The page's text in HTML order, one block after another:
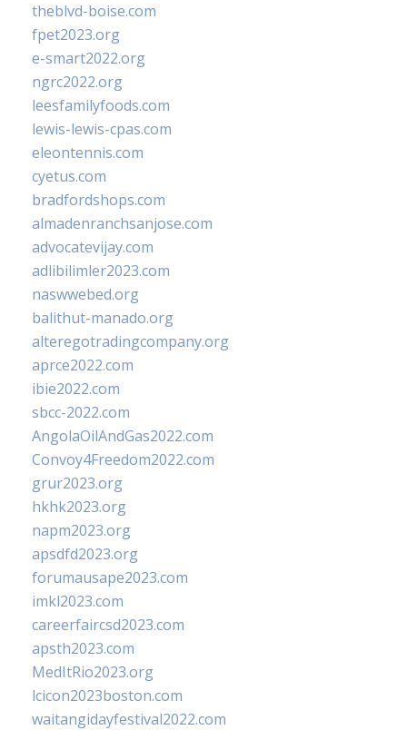
theblvd-boise.com
fpet2023.org
e-smart2022.org
ngrc2022.org
leesfamilyfoods.com
lewis-lewis-cpas.com
eleontennis.com
cyetus.com
bradfordshops.com
almadenranchsanjose.com
advocatevijay.com
adlibilimler2023.com
naswwebed.org
balithut-manado.org
alteregotradingcompany.org
aprce2022.com
ibie2022.com
sbcc-2022.com
AngolaOilAndGas2022.com
Convoy4Freedom2022.com
grur2023.org
hkhk2023.org
napm2023.org
apsdfd2023.org
forumausape2023.com
imkl2023.com
careerfaircsd2023.com
apsth2023.com
MedItRio2023.org
lcicon2023boston.com
waitangidayfestival2022.com